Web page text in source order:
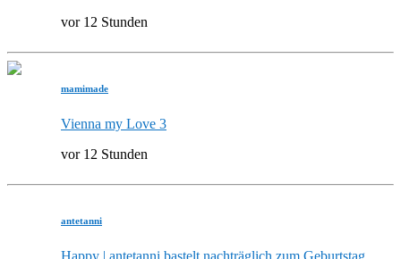
vor 12 Stunden
mamimade
Vienna my Love 3
vor 12 Stunden
antetanni
Happy | antetanni bastelt nachträglich zum Geburtstag